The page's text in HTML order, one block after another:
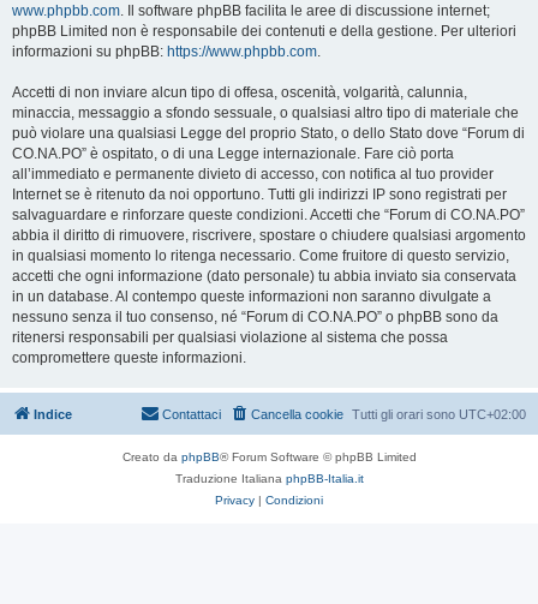
www.phpbb.com. Il software phpBB facilita le aree di discussione internet;
phpBB Limited non è responsabile dei contenuti e della gestione. Per ulteriori
informazioni su phpBB: https://www.phpbb.com.
Accetti di non inviare alcun tipo di offesa, oscenità, volgarità, calunnia,
minaccia, messaggio a sfondo sessuale, o qualsiasi altro tipo di materiale che
può violare una qualsiasi Legge del proprio Stato, o dello Stato dove “Forum di
CO.NA.PO” è ospitato, o di una Legge internazionale. Fare ciò porta
all’immediato e permanente divieto di accesso, con notifica al tuo provider
Internet se è ritenuto da noi opportuno. Tutti gli indirizzi IP sono registrati per
salvaguardare e rinforzare queste condizioni. Accetti che “Forum di CO.NA.PO”
abbia il diritto di rimuovere, riscrivere, spostare o chiudere qualsiasi argomento
in qualsiasi momento lo ritenga necessario. Come fruitore di questo servizio,
accetti che ogni informazione (dato personale) tu abbia inviato sia conservata
in un database. Al contempo queste informazioni non saranno divulgate a
nessuno senza il tuo consenso, né “Forum di CO.NA.PO” o phpBB sono da
ritenersi responsabili per qualsiasi violazione al sistema che possa
compromettere queste informazioni.
Indice Tutti gli orari sono UTC+02:00
Cancella cookie
Contattaci
Creato da phpBB® Forum Software © phpBB Limited
Traduzione Italiana phpBB-Italia.it
Privacy | Condizioni